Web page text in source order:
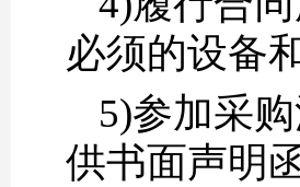
必须的设备
5)参加采
供书面声明